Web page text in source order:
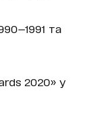
та
2020» у